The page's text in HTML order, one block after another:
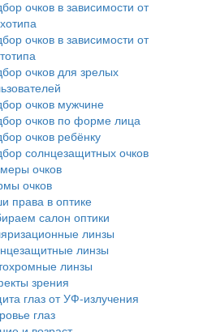
очков в зависимости от
очков в зависимости от
очков для зрелых
очков мужчине
очков по форме лица
очков ребёнку
солнцезащитных очков
очков
очков
права в оптике
салон оптики
линзы
линзы
линзы
зрения
глаз от УФ-излучения
глаз